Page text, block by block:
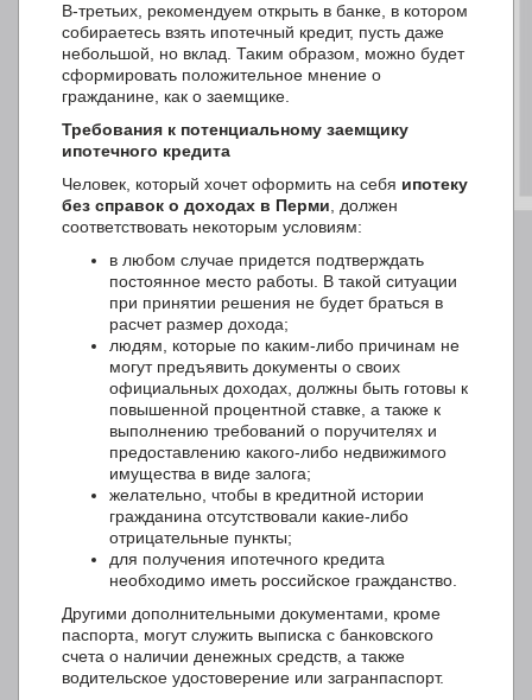
В-третьих, рекомендуем открыть в банке, в котором
собираетесь взять ипотечный кредит, пусть даже
небольшой, но вклад. Таким образом, можно будет
сформировать положительное мнение о
гражданине, как о заемщике.
Требования к потенциальному заемщику
ипотечного кредита
Человек, который хочет оформить на себя ипотеку
без справок о доходах в Перми , должен
соответствовать некоторым условиям:
в любом случае придется подтверждать
постоянное место работы. В такой ситуации
при принятии решения не будет браться в
расчет размер дохода;
людям, которые по каким-либо причинам не
могут предъявить документы о своих
официальных доходах, должны быть готовы к
повышенной процентной ставке, а также к
выполнению требований о поручителях и
предоставлению какого-либо недвижимого
имущества в виде залога;
желательно, чтобы в кредитной истории
гражданина отсутствовали какие-либо
отрицательные пункты;
для получения ипотечного кредита
необходимо иметь российское гражданство.
Другими дополнительными документами, кроме
паспорта, могут служить выписка с банковского
счета о наличии денежных средств, а также
водительское удостоверение или загранпаспорт.